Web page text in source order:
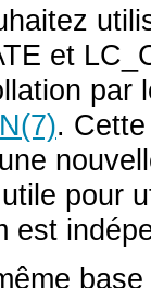
et
par
(7).
pour
est